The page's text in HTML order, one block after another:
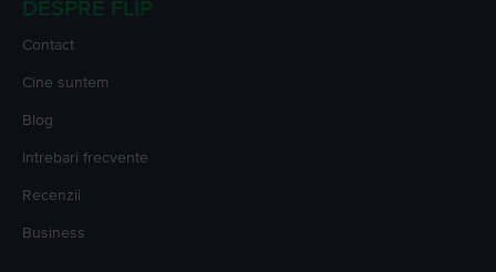
DESPRE FLIP
Contact
Cine suntem
Blog
Intrebari frecvente
Recenzii
Business